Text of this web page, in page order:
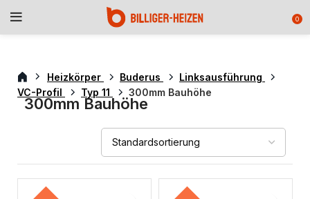
0
Heizkörper Buderus
Linksausführung
VC-Profil
Typ 11 300mm Bauhöhe
300mm Bauhöhe